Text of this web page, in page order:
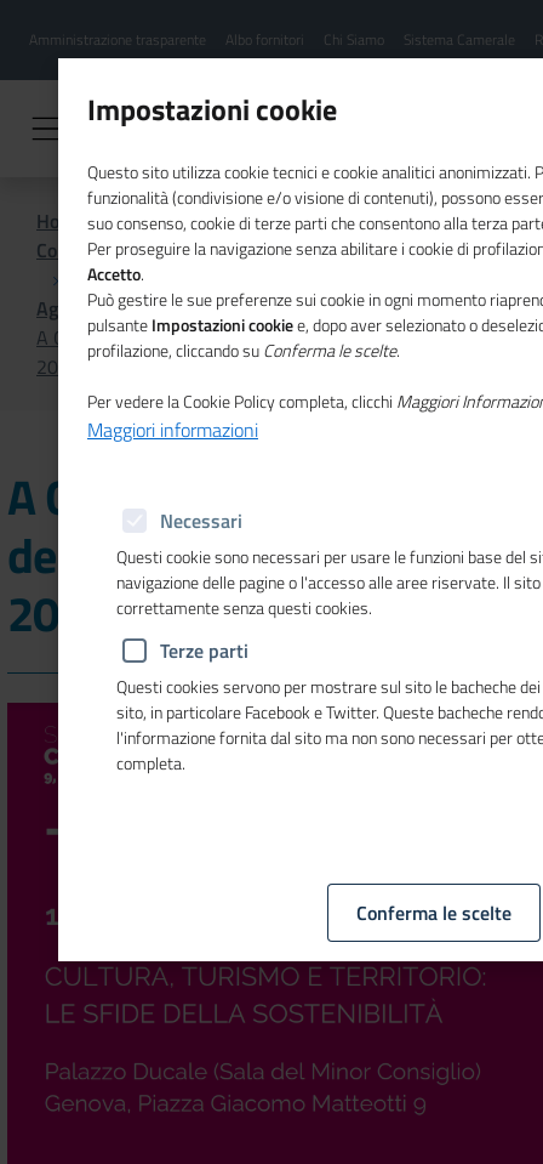
contenuto
Menu
hamburgher
Amministrazione trasparente Albo fornitori Chi Siamo Sistema Camerale
Home
Comunicazione istituzionale per il sistema camerale
Agenda
A Genova l'ultimo incontro del Giro d'Italia della CSR
2024
A Genova l'ultimo incontro
del Giro d'Italia della CSR
2024
Impostazioni cookie
Questo sito utilizza cookie tecnici e cookie analitici anonimizzati.
funzionalità (condivisione e/o visione di contenuti), possono
suo consenso, cookie di terze parti che consentono alla terza
Per proseguire la navigazione senza abilitare i cookie di
Accetto.
Può gestire le sue preferenze sui cookie in ogni momento
pulsanteImpostazioni cookiee, dopo aver selezionato o
profilazione, cliccando suConferma le scelte.
Per vedere la Cookie Policy completa, clicchi Maggiori
Maggiori informazioni
Necessari
Questi cookie sono necessari per usare le funzioni base del
navigazione delle pagine o l'accesso alle aree riservate. Il
correttamente senza questi cookies.
Terze parti
Questi cookies servono per mostrare sul sito le bacheche
sito, in particolare Facebook e Twitter. Queste bacheche
l'informazione fornita dal sito ma non sono necessari per
completa.
Conferma le scelte